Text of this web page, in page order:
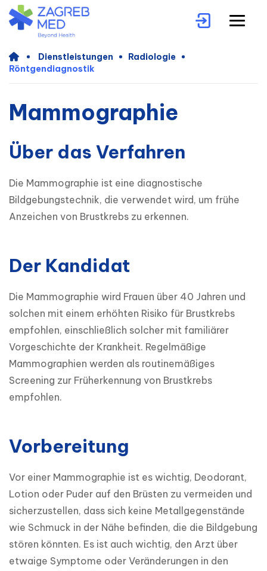
Dienstleistungen
Radiologie
Röntgendiagnostik
Mammographie
Über das Verfahren
Die Mammographie ist eine diagnostische
Bildgebungstechnik, die verwendet wird, um frühe
Anzeichen von Brustkrebs zu erkennen.
Der Kandidat
Die Mammographie wird Frauen über 40 Jahren und
solchen mit einem erhöhten Risiko für Brustkrebs
empfohlen, einschließlich solcher mit familiärer
Vorgeschichte der Krankheit. Regelmäßige
Mammographien werden als routinemäßiges
Screening zur Früherkennung von Brustkrebs
empfohlen.
Vorbereitung
Vor einer Mammographie ist es wichtig, Deodorant,
Lotion oder Puder auf den Brüsten zu vermeiden und
sicherzustellen, dass sich keine Metallgegenstände
wie Schmuck in der Nähe befinden, die die Bildgebung
stören könnten. Es ist auch wichtig, den Arzt über
etwaige Symptome oder Veränderungen in den